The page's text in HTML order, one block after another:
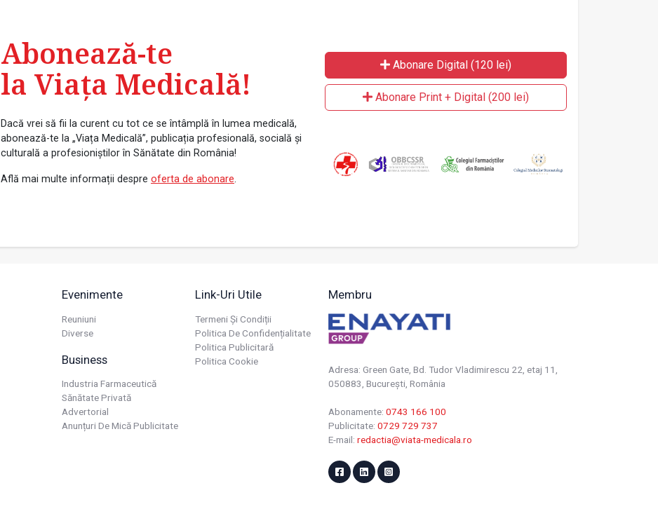
Abonează-te
la Viața Medicală!
Dacă vrei să fii la curent cu tot ce se întâmplă în lumea medicală,
abonează-te la „Viața Medicală”, publicația profesională, socială și
culturală a profesioniștilor în Sănătate din România!
Află mai multe informații despre oferta de abonare.
Abonare Digital (120 lei)
Abonare Print + Digital (200 lei)
Evenimente
Reuniuni
Diverse
Business
Industria Farmaceutică
Sănătate Privată
Advertorial
Anunțuri De Mică Publicitate
Link-Uri Utile
Termeni Și Condiții
Politica De Confidențialitate
Politica Publicitară
Politica Cookie
Membru
Adresa: Green Gate, Bd. Tudor Vladimirescu 22, etaj 11,
050883, Bucureşti, România
Abonamente: 0743 166 100
Publicitate: 0729 729 737
E-mail: redactia@viata-medicala.ro